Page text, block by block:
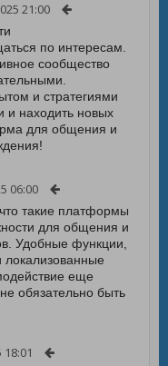
21:00
по интересам.
сообщество
и стратегиями
и находить новых
для общения и
06:00
такие платформы
для общения и
Удобные функции,
локализованные
еще
обязательно быть